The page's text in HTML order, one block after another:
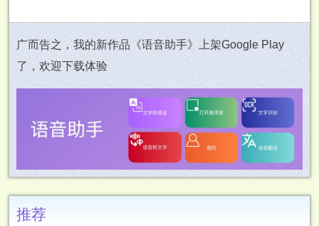
广而告之，我的新作品《语音助手》上架Google Play
了，欢迎下载体验
推荐